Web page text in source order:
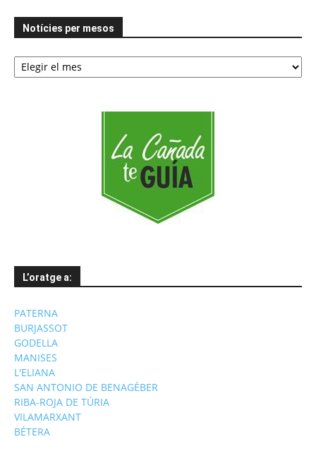
Notícies per mesos
Notícies
per
L’oratge a:
PATERNA
BURJASSOT
GODELLA
MANISES
L'ELIANA
SAN ANTONIO DE BENAGÉBER
RIBA-ROJA DE TÚRIA
VILAMARXANT
BÉTERA